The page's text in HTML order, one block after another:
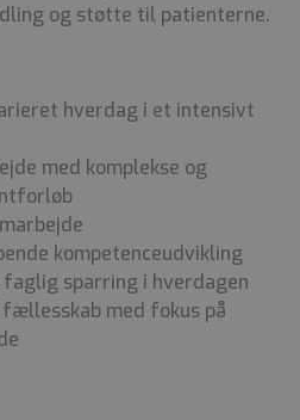
og støtte til patienterne.
hverdag i et intensivt
med komplekse og
kompetenceudvikling
sparring i hverdagen
med fokus på